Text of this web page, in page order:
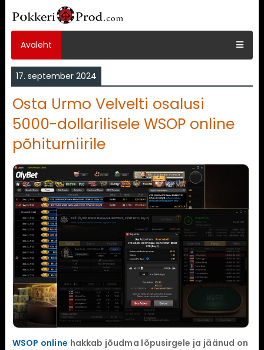
Avaleht
17. september 2024
Osta Urmo Velvelti osalusi
5000-dollarilisele WSOP online
põhiturniirile
WSOP online hakkab jõudma lõpusirgele ja jäänud on